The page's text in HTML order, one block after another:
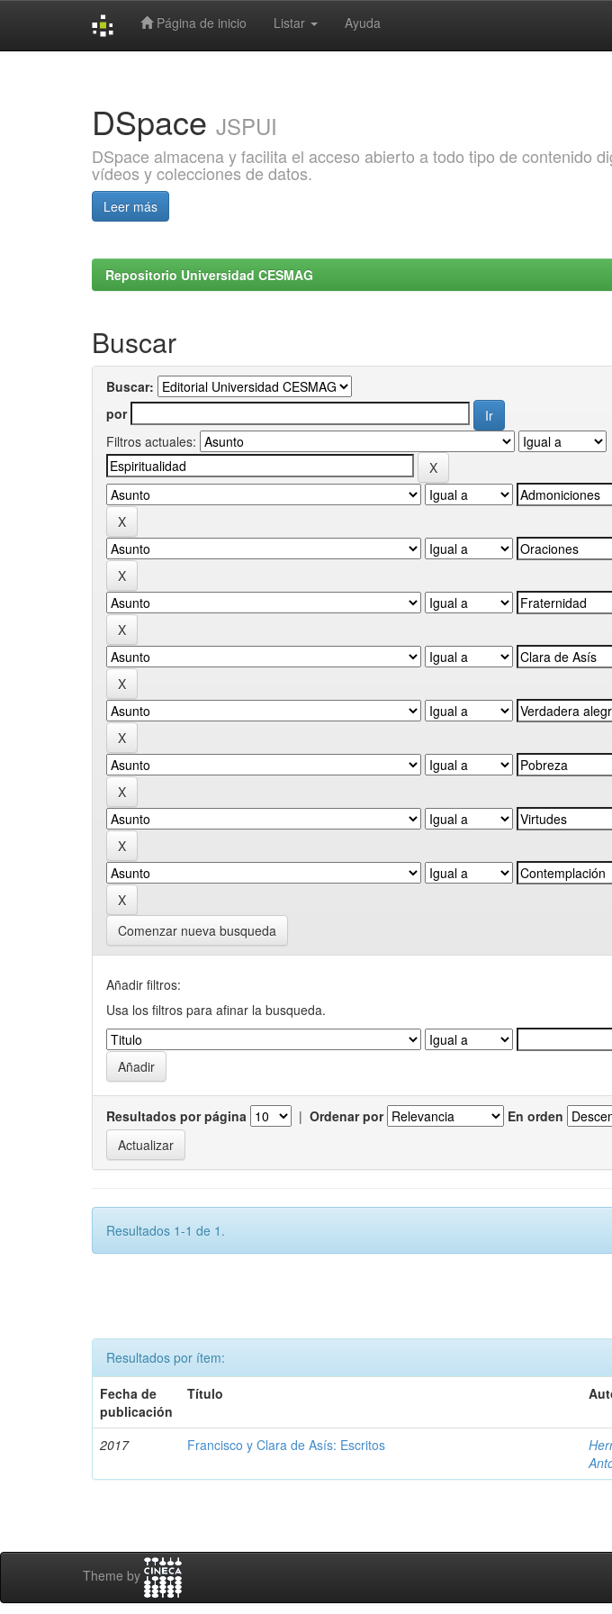
Página de inicio Listar Ayuda
DSpace JSPUI
DSpace almacena y facilita el acceso abierto a todo tipo de contenido
vídeos y colecciones de datos.
Leer más
Repositorio Universidad CESMAG
Buscar
Buscar:
por
Filtros actuales:
Comenzar nueva busqueda
Añadir filtros:
Usa los filtros para afinar la busqueda.
Resultados por página | Ordenar por En orden
Resultados 1-1 de 1.
Resultados por ítem:
Fecha de
publicación
Título
2017 Francisco y Clara de Asís: Escritos
Theme by